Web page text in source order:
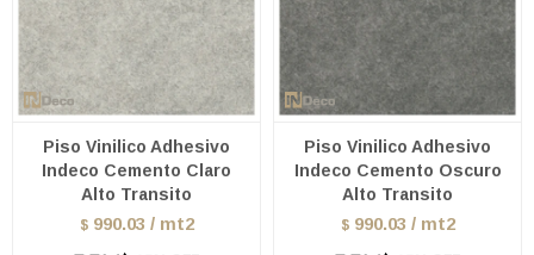
Piso Vinilico Adhesivo
Indeco Cemento Claro
Alto Transito
$ 990.03 / mt2
Piso Vinilico Adhesivo
Indeco Cemento Oscuro
Alto Transito
$ 990.03 / mt2